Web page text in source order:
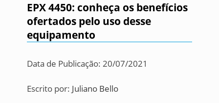
EPX 4450: conheça os benefícios
ofertados pelo uso desse
equipamento
Data de Publicação: 20/07/2021
Escrito por: Juliano Bello